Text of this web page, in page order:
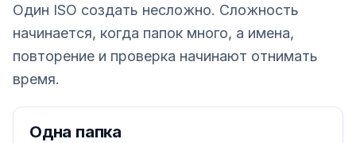
Один ISO создать несложно. Сложность
начинается, когда папок много, а имена,
повторение и проверка начинают отнимать
время.
Одна папка